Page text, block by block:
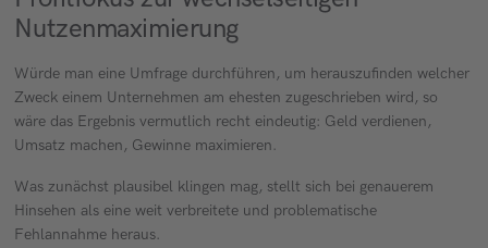
Nutzenmaximierung
Würde man eine Umfrage durchführen, um herauszufinden welcher
Zweck einem Unternehmen am ehesten zugeschrieben wird, so
wäre das Ergebnis vermutlich recht eindeutig: Geld verdienen,
Umsatz machen, Gewinne maximieren.
Was zunächst plausibel klingen mag, stellt sich bei genauerem
Hinsehen als eine weit verbreitete und problematische
Fehlannahme heraus.